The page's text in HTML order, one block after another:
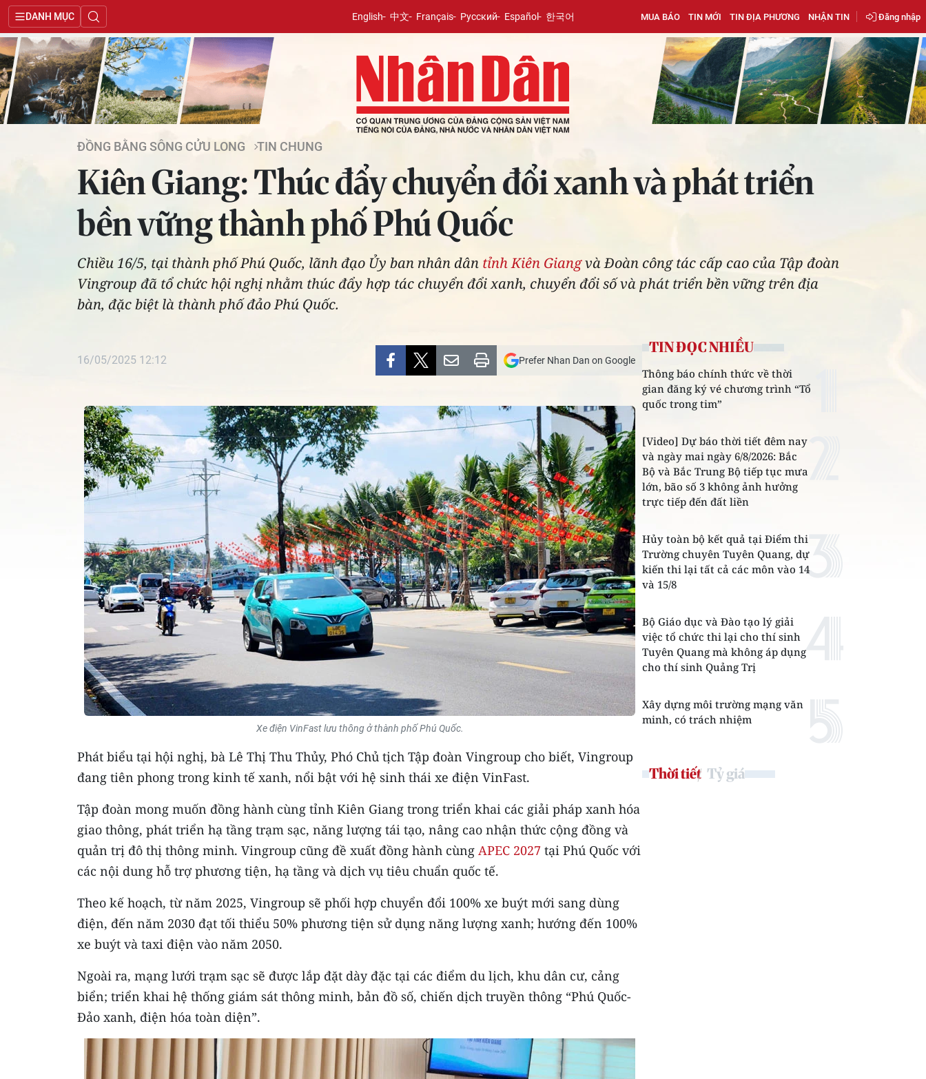
DANH MỤC English 中文 Français Русский Español 한국어 MUA BÁO TIN MỚI TIN ĐỊA PHƯƠNG NHẬN TIN Đăng nhập
ĐỒNG BẰNG SÔNG CỬU LONG TIN CHUNG
Kiên Giang: Thúc đẩy chuyển đổi xanh và phát triển
bền vững thành phố Phú Quốc
Chiều 16/5, tại thành phố Phú Quốc, lãnh đạo Ủy ban nhân dân tỉnh Kiên Giangvà Đoàn công tác cấp cao của Tập đoàn
Vingroup đã tổ chức hội nghị nhằm thúc đẩy hợp tác chuyển đổi xanh, chuyển đổi số và phát triển bền vững trên địa
bàn, đặc biệt là thành phố đảo Phú Quốc.
16/05/2025 12:12 Prefer Nhan Dan on Google
Xe điện VinFast lưu thông ở thành phố Phú Quốc.
Phát biểu tại hội nghị, bà Lê Thị Thu Thủy, Phó Chủ tịch Tập đoàn Vingroup cho biết, Vingroup
đang tiên phong trong kinh tế xanh, nổi bật với hệ sinh thái xe điện VinFast.
Tập đoàn mong muốn đồng hành cùng tỉnh Kiên Giang trong triển khai các giải pháp xanh hóa
giao thông, phát triển hạ tầng trạm sạc, năng lượng tái tạo, nâng cao nhận thức cộng đồng và
quản trị đô thị thông minh. Vingroup cũng đề xuất đồng hành cùng APEC 2027 tại Phú Quốc với
các nội dung hỗ trợ phương tiện, hạ tầng và dịch vụ tiêu chuẩn quốc tế.
Theo kế hoạch, từ năm 2025, Vingroup sẽ phối hợp chuyển đổi 100% xe buýt mới sang dùng
điện, đến năm 2030 đạt tối thiểu 50% phương tiện sử dụng năng lượng xanh; hướng đến 100%
xe buýt và taxi điện vào năm 2050.
Ngoài ra, mạng lưới trạm sạc sẽ được lắp đặt dày đặc tại các điểm du lịch, khu dân cư, cảng
biển; triển khai hệ thống giám sát thông minh, bản đồ số, chiến dịch truyền thông “Phú Quốc-
Đảo xanh, điện hóa toàn diện”.
TIN ĐỌC NHIỀU
Thông báo chính thức về thời
gian đăng ký vé chương trình “Tổ
quốc trong tim”
[Video] Dự báo thời tiết đêm nay
và ngày mai ngày 6/8/2026: Bắc
Bộ và Bắc Trung Bộ tiếp tục mưa
lớn, bão số 3 không ảnh hưởng
trực tiếp đến đất liền
Hủy toàn bộ kết quả tại Điểm thi
Trường chuyên Tuyên Quang, dự
kiến thi lại tất cả các môn vào 14
và 15/8
Bộ Giáo dục và Đào tạo lý giải
việc tổ chức thi lại cho thí sinh
Tuyên Quang mà không áp dụng
cho thí sinh Quảng Trị
Xây dựng môi trường mạng văn
minh, có trách nhiệm
Thời tiết Tỷ giá